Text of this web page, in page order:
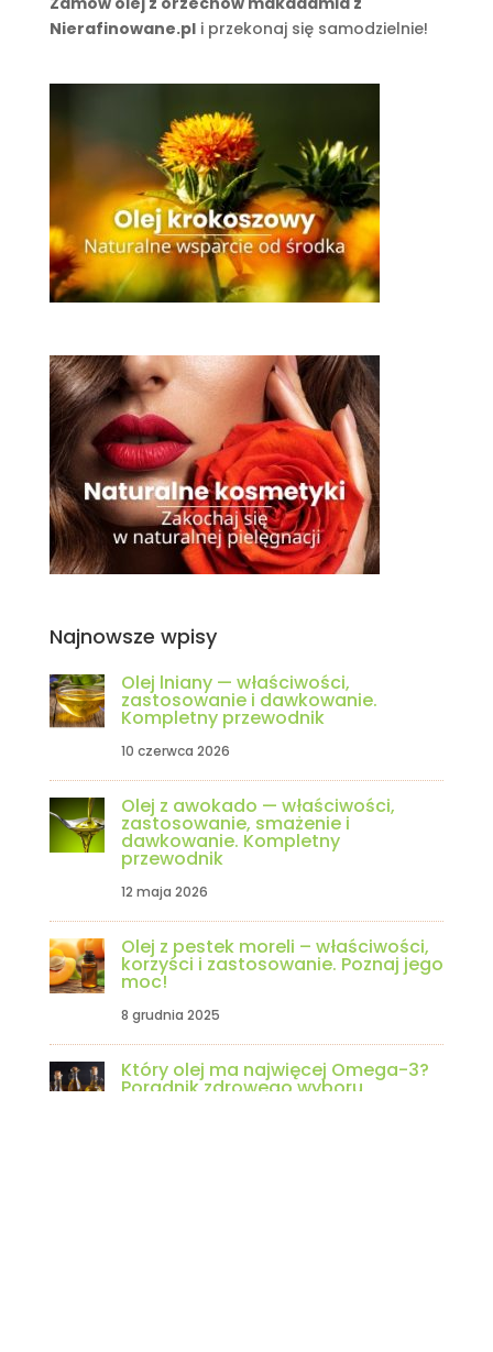
Nierafinowane.pli przekonaj się samodzielnie!
Najnowsze wpisy
Olej lniany — właściwości,
zastosowanie i dawkowanie.
Kompletny przewodnik
10 czerwca 2026
Olej z awokado — właściwości,
zastosowanie, smażenie i
dawkowanie. Kompletny
przewodnik
12 maja 2026
Olej z pestek moreli – właściwości,
korzyści i zastosowanie. Poznaj jego
moc!
8 grudnia 2025
Który olej ma najwięcej Omega-3?
Poradnik zdrowego wyboru